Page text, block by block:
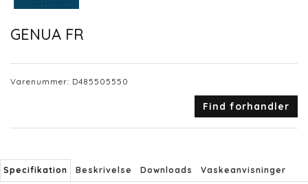
GENUA FR
Varenummer: D485505550
Find forhandler
Specifikation Beskrivelse Downloads Vaskeanvisninger